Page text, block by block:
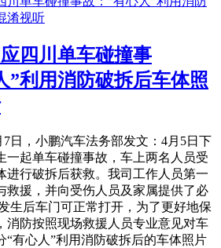
四川单车碰撞事
”利用消防破拆后车体照
7日，小鹏汽车法务部发文：4月5日下
一起单车碰撞事故，车上两名人员受
进行破拆后获救。我司工作人员第一
救援，并向受伤人员及家属提供了必
生后车门可正常打开，为了更好地保
消防按照现场救援人员专业意见对车
“有心人”利用消防破拆后的车体照片